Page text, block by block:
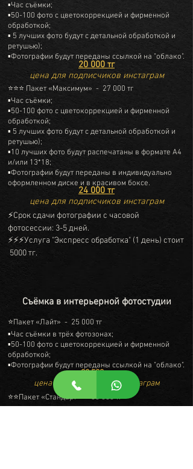
▪Час съёмки;
▪50-100 фото с цветокоррекцией и фирменной
обработкой;
▪ 5 лучших фото будут с детальной обработкой и
ретушью);
▪Фотографии будут переданы ссылкой на "облако".
⭐⭐⭐ Пакет «Максимум» - 27 000 тг
▪Час съёмки;
▪50-100 фото с цветокоррекцией и фирменной
обработкой;
▪ 5 лучших фото будут с детальной обработкой и
ретушью);
▪10 лучших фото будут распечатаны в формате А4
и/или 13*18;
▪Фотографии будут переданы в индивидуально
оформленном диске и в красивом боксе.
⚡Срок сдачи фотографии с часовой
фотосессии: 3-5 дней.
⚡⚡⚡Услуга "Экспресс обработка" (1 день) стоит
5000 тг.
20 000 тг
цена для подписчиков инстаграм
24 000 тг
цена для подписчиков инстаграм
Съёмка в интерьерной фотостудии
⭐Пакет «Лайт» - 25 000 тг
▪Час съёмки в трёх фотозонах;
▪50-100 фото с цветокоррекцией и фирменной
обработкой;
▪Фотографии будут переданы ссылкой на "облако".
⭐⭐Пакет «Стандарт» - 30 000 тг
22 500 тг
цена для подписчиков инстаграм